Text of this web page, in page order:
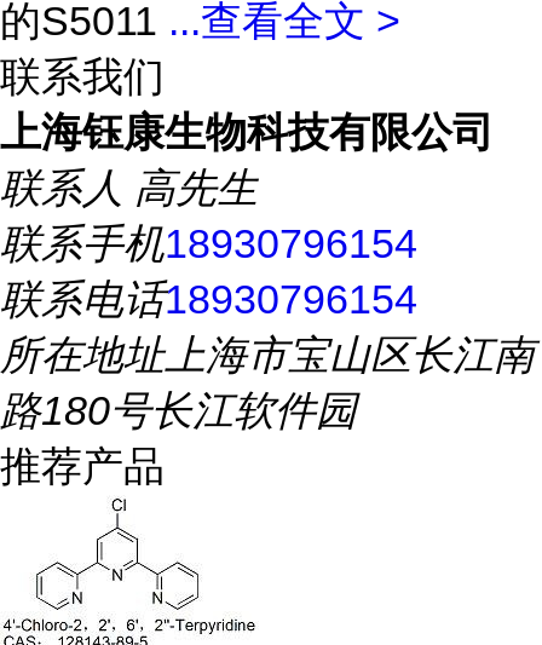
的S5011 ...查看全文 >
联系我们
上海钰康生物科技有限公司
联系人 高先生
联系手机18930796154
联系电话18930796154
所在地址上海市宝山区长江南
路180号长江软件园
推荐产品